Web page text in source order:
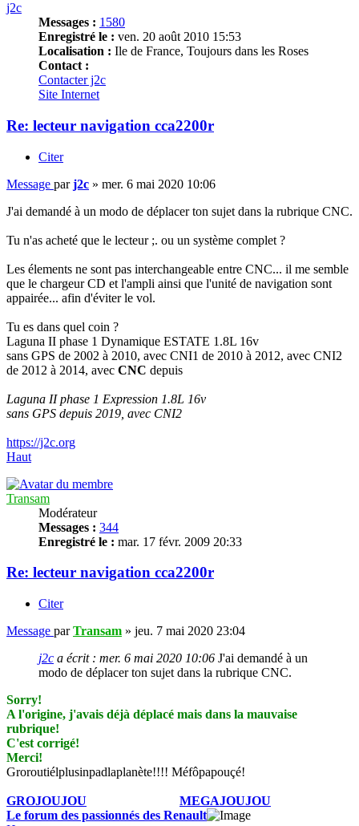
j2c
Messages : 1580
Enregistré le : ven. 20 août 2010 15:53
Localisation : Ile de France, Toujours dans les Roses
Contact :
Contacter j2c
Site Internet
Re: lecteur navigation cca2200r
Citer
Message parj2c » mer. 6 mai 2020 10:06
J'ai demandé à un modo de déplacer ton sujet dans la rubrique CNC.
Tu n'as acheté que le lecteur ;. ou un système complet ?
Les élements ne sont pas interchangeable entre CNC... il me semble
que le chargeur CD et l'ampli ainsi que l'unité de navigation sont
appairée... afin d'éviter le vol.
Tu es dans quel coin ?
Laguna II phase 1 Dynamique ESTATE 1.8L 16v
sans GPS de 2002 à 2010, avec CNI1 de 2010 à 2012, avec CNI2
de 2012 à 2014, avec CNC depuis
Laguna II phase 1 Expression 1.8L 16v
sans GPS depuis 2019, avec CNI2
https://j2c.org
Haut
Transam
Modérateur
Messages : 344
Enregistré le : mar. 17 févr. 2009 20:33
Re: lecteur navigation cca2200r
Citer
Message parTransam » jeu. 7 mai 2020 23:04
j2c a écrit : mer. 6 mai 2020 10:06 J'ai demandé à un
modo de déplacer ton sujet dans la rubrique CNC.
Sorry!
A l'origine, j'avais déjà déplacé mais dans la mauvaise
rubrique!
C'est corrigé!
Merci!
Groroutiélplusinpadlaplanète!!!! Méfôpapouçé!
GROJOUJOU
MEGAJOUJOU
Le forum des passionnés des Renault